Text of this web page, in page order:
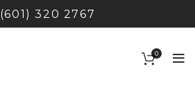
(601) 320 2767
0